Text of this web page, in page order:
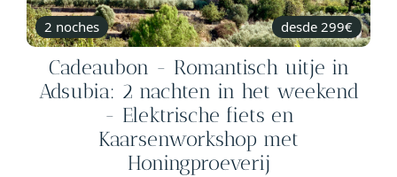
2 noches desde 299€
Cadeaubon - Romantisch uitje in
Adsubia: 2 nachten in het weekend
- Elektrische fiets en
Kaarsenworkshop met
Honingproeverij